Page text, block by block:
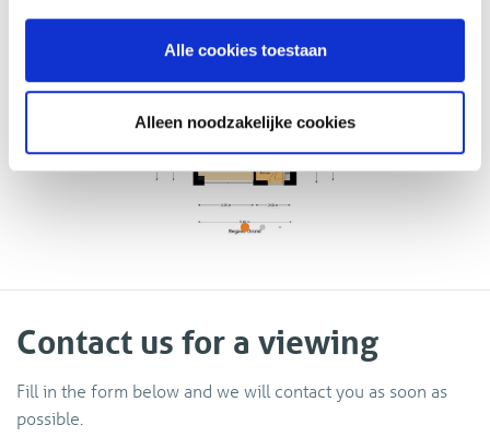
Alle cookies toestaan
Alleen noodzakelijke cookies
Contact us for a viewing
Fill in the form below and we will contact you as soon as
possible.